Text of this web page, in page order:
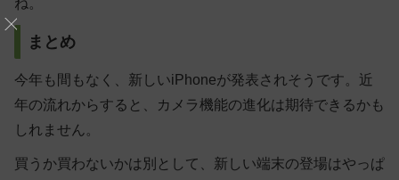
ね。
まとめ
今年も間もなく、新しいiPhoneが発表されそうです。近
年の流れからすると、カメラ機能の進化は期待できるかも
しれません。
買うか買わないかは別として、新しい端末の登場はやっぱ